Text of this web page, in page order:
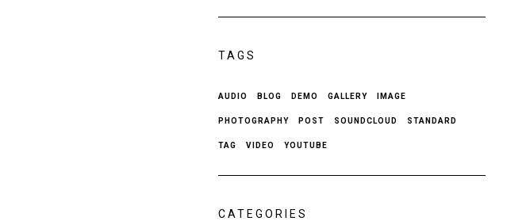
TAGS
AUDIO BLOG DEMO GALLERY IMAGE
PHOTOGRAPHY POST SOUNDCLOUD STANDARD
TAG VIDEO YOUTUBE
CATEGORIES